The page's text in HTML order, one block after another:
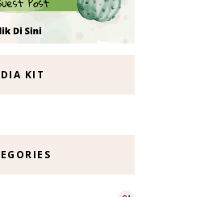
KIT